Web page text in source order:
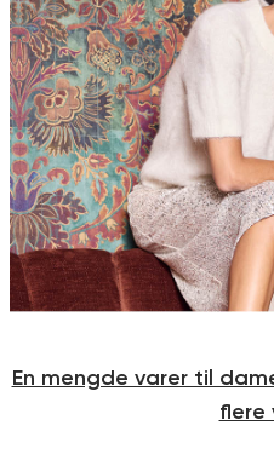
En mengde varer til
flere